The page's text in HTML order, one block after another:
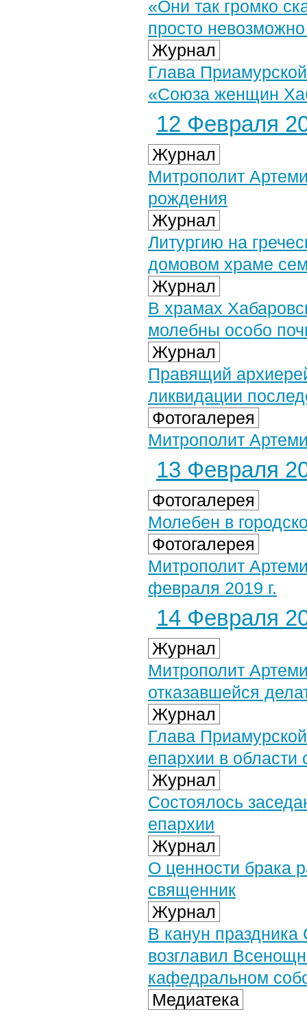
«Они так громко
просто
Журнал
Глава
«Союза женщин
12 Февраля
Журнал
Митрополит
рождения
Журнал
Литургию на
домовом храме
Журнал
В храмах
молебны особо
Журнал
Правящий
ликвидации
Фотогалерея
Митрополит
13 Февраля
Фотогалерея
Молебен в
Фотогалерея
Митрополит
февраля 2019 г.
14 Февраля
Журнал
Митрополит
отказавшейся
Журнал
Глава
епархии в области
Журнал
Состоялось
епархии
Журнал
О ценности брака
священник
Журнал
В канун
возглавил
кафедральном
Медиатека